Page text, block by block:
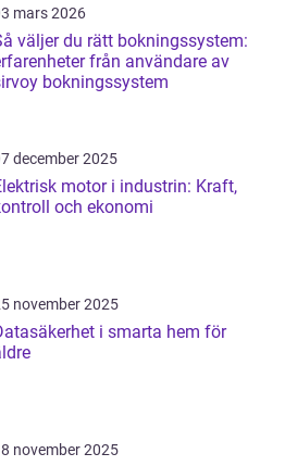
mars 2026
väljer du rätt bokningssystem:
från användare av
bokningssystem
december 2025
motor i industrin: Kraft,
och ekonomi
november 2025
i smarta hem för
november 2025